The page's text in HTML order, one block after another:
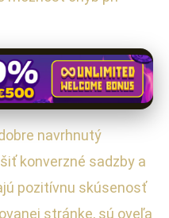
navrhnutý
konverzné sadzby a
pozitívnu skúsenosť
stránke, sú oveľa